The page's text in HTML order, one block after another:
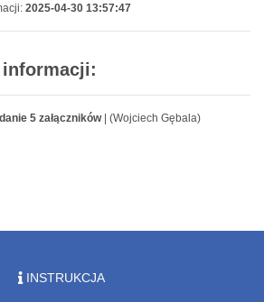
2025-04-30 13:57:47
5 załączników| (Wojciech Gębala)
INSTRUKCJA